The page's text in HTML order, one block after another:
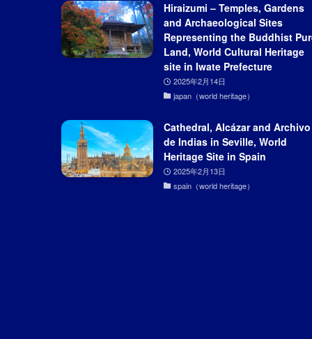
Hiraizumi – Temples, Gardens
and Archaeological Sites
Representing the Buddhist
Land, World Cultural Heritage
site in Iwate Prefecture
2025年2月14日
japan（world heritage）
Cathedral, Alcázar and Archivo
de Indias in Seville, World
Heritage Site in Spain
2025年2月13日
spain（world heritage）